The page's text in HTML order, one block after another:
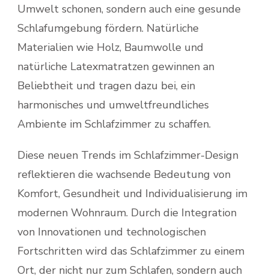
Umwelt schonen, sondern auch eine gesunde
Schlafumgebung fördern. Natürliche
Materialien wie Holz, Baumwolle und
natürliche Latexmatratzen gewinnen an
Beliebtheit und tragen dazu bei, ein
harmonisches und umweltfreundliches
Ambiente im Schlafzimmer zu schaffen.
Diese neuen Trends im Schlafzimmer-Design
reflektieren die wachsende Bedeutung von
Komfort, Gesundheit und Individualisierung im
modernen Wohnraum. Durch die Integration
von Innovationen und technologischen
Fortschritten wird das Schlafzimmer zu einem
Ort, der nicht nur zum Schlafen, sondern auch